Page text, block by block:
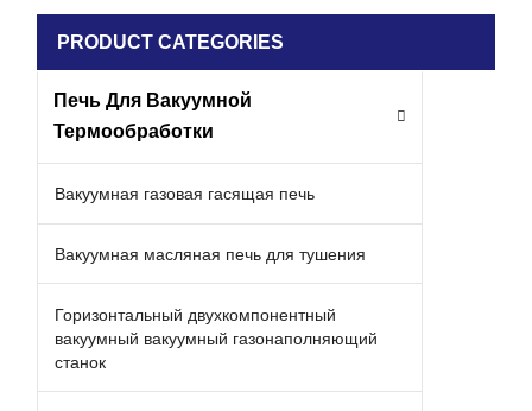
PRODUCT CATEGORIES
Печь Для Вакуумной
Термообработки
Вакуумная газовая гасящая печь
Вакуумная масляная печь для тушения
Горизонтальный двухкомпонентный
вакуумный вакуумный газонаполняющий
станок